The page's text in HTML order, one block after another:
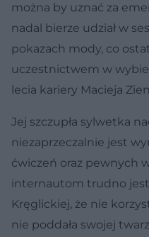
można by uznać za
nadal bierze udział w
pokazach mody, co
uczestnictwem w
lecia kariery Macieja
Jej szczupła sylwetka
niezaprzeczalnie jest
ćwiczeń oraz pewnych
internautom trudno
Kręglickiej, że nie
nie poddała swojej